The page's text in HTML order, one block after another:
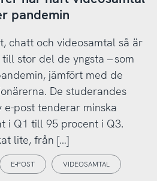
pandemin
chatt och videosamtal så är
stor del de yngsta – som
jämfört med de
De studerandes
post tenderar minska
i Q1 till 95 procent i Q3.
lite, från […]
E-POST VIDEOSAMTAL